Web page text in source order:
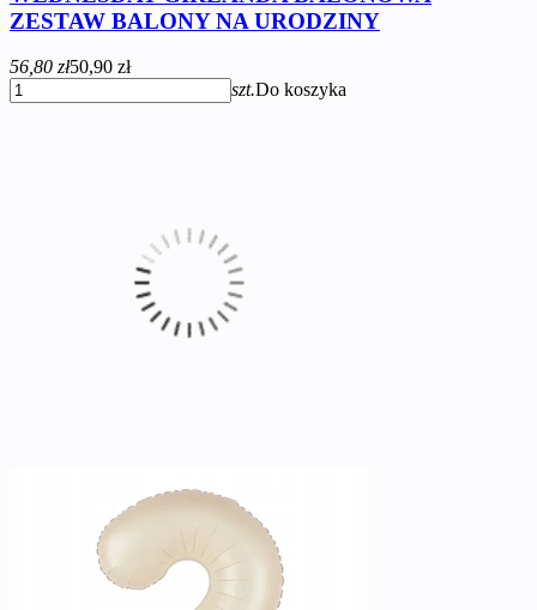
ZESTAW BALONY NA URODZINY
56,80 zł50,90 zł
szt.Do koszyka